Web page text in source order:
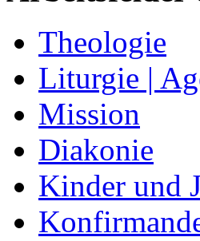
Theologie
Liturgie |
Mission
Diakonie
Kinder und